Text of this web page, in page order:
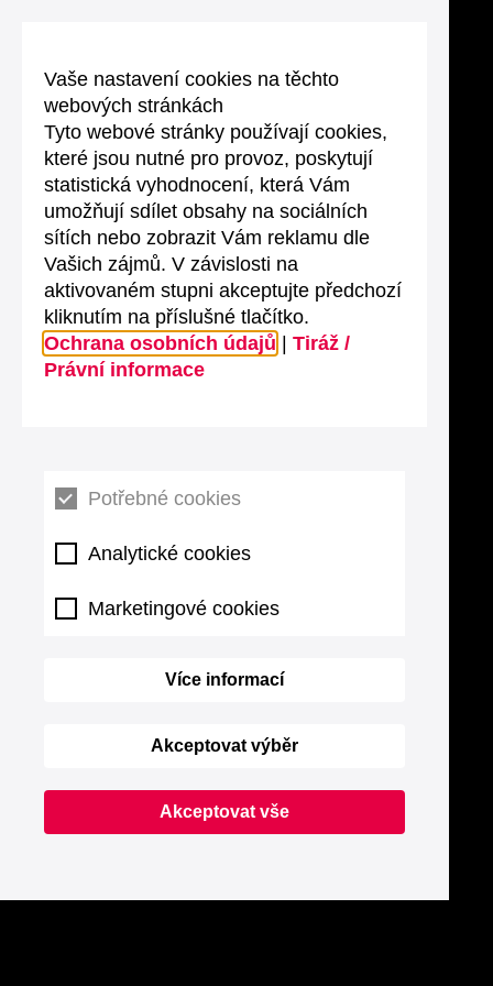
Vaše nastavení cookies na těchto
webových stránkách
Tyto webové stránky používají cookies,
které jsou nutné pro provoz, poskytují
statistická vyhodnocení, která Vám
umožňují sdílet obsahy na sociálních
sítích nebo zobrazit Vám reklamu dle
Vašich zájmů. V závislosti na
aktivovaném stupni akceptujte předchozí
kliknutím na příslušné tlačítko.
Ochrana osobních údajů
Tiráž /
Právní informace
Potřebné cookies
Analytické cookies
Marketingové cookies
Více informací
Akceptovat výběr
Akceptovat vše